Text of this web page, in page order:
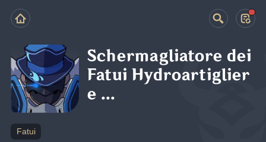
Schermagliatore dei
Fatui Hydroartiglier
e ...
Fatui